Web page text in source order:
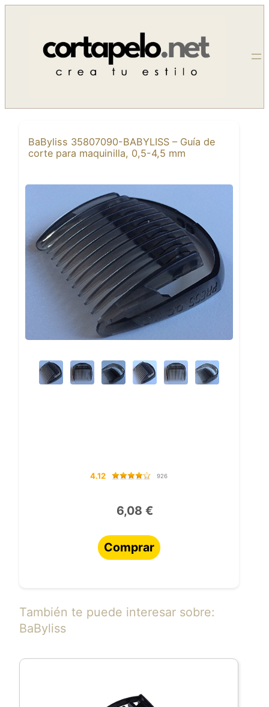
contenido
BaByliss 35807090-BABYLISS – Guía de
corte para maquinilla, 0,5-4,5 mm
4.12 926
6,08 €
Comprar
También te puede interesar sobre:
BaByliss